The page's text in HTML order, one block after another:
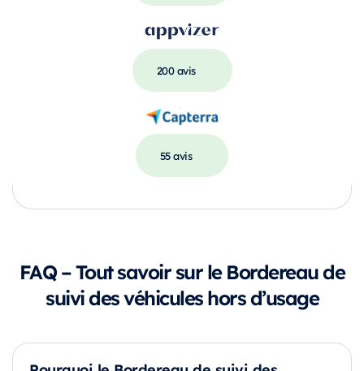
200 avis
55 avis
FAQ – Tout savoir sur le Bordereau de
suivi des véhicules hors d’usage